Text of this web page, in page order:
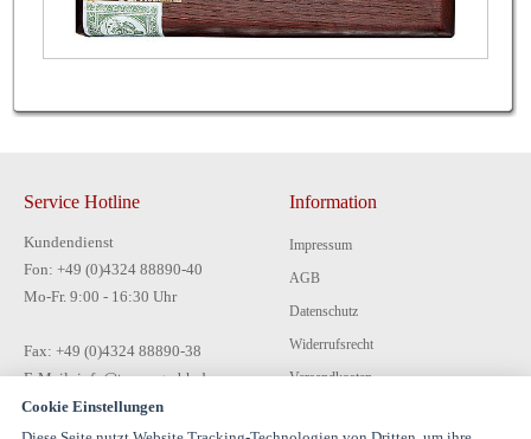
Service Hotline
Kundendienst
Fon: +49 (0)4324 88890-40
Mo-Fr. 9:00 - 16:30 Uhr
Fax: +49 (0)4324 88890-38
E-Mail: info@tecon-gmbh.de
Information
Impressum
AGB
Datenschutz
Widerrufsrecht
Versandkosten
Cookie Einstellungen